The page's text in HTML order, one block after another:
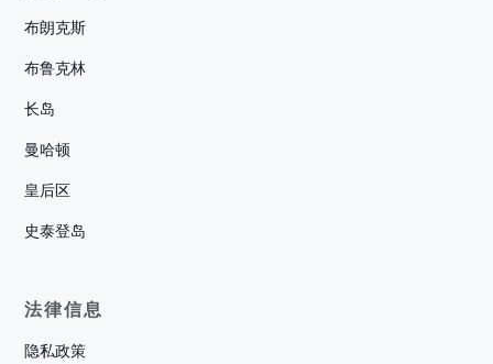
布朗克斯
布鲁克林
长岛
曼哈顿
皇后区
史泰登岛
法律信息
隐私政策